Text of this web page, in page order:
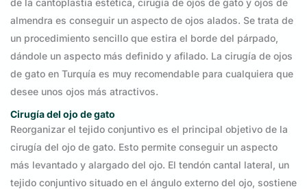
de la cantoplastia estética, cirugía de ojos de gato y ojos de
almendra es conseguir un aspecto de ojos alados. Se trata de
un procedimiento sencillo que estira el borde del párpado,
dándole un aspecto más definido y afilado. La cirugía de ojos
de gato en Turquía es muy recomendable para cualquiera que
desee unos ojos más atractivos.
Cirugía del ojo de gato
Reorganizar el tejido conjuntivo es el principal objetivo de la
cirugía del ojo de gato. Esto permite conseguir un aspecto
más levantado y alargado del ojo. El tendón cantal lateral, un
tejido conjuntivo situado en el ángulo externo del ojo, sostiene